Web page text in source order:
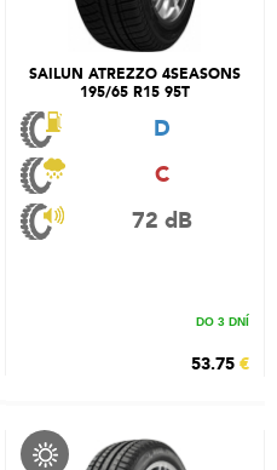
SAILUN ATREZZO 4SEASONS
195/65 R15 95T
D
C
72 dB
DO 3 DNÍ
53.75 €